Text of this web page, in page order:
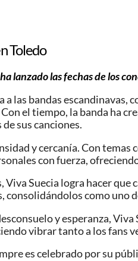
Toledo
lanzado las fechas de los
las bandas
el tiempo, la banda ha
sus canciones.
y cercanía. Con temas
con fuerza,
Suecia logra hacer
como uno
y esperanza,
vibrar tanto a los fans
es celebrado por su